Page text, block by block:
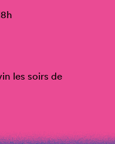
les soirs de